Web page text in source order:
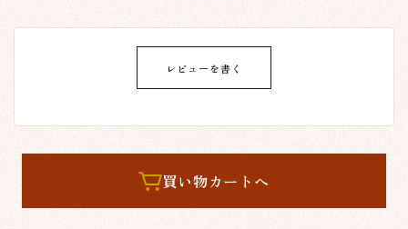
レビューを書く
買い物カートへ